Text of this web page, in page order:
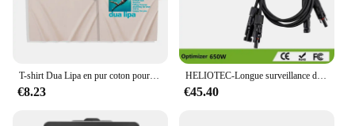
€8.23
HELIOTEC-Longue surveillance de panneau solaire en temps réel, optimiseur de puissance, MPPT, entrée 12V-75V, Ip68, limite la tension, anti-point d'accès, 650W
€45.40